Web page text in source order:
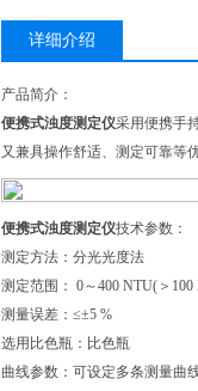
详细介绍
产品简介：
便携式浊度测定仪采用便携手
又兼具操作舒适、测定可靠等
便携式浊度测定仪技术参数：
测定方法：分光光度法
测定范围： 0～400 NTU(＞
测量误差：≤±5 %
选用比色瓶：比色瓶
曲线参数：可设定多条测量曲